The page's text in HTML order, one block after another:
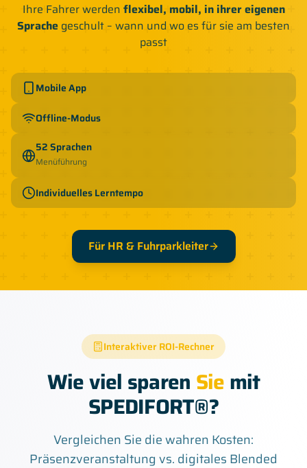
Ihre Fahrer werden flexibel, mobil, in ihrer eigenen
Sprache geschult – wann und wo es für sie am besten
passt
Mobile App
Offline-Modus
52 Sprachen
Menüführung
Individuelles Lerntempo
Für HR & Fuhrparkleiter
Interaktiver ROI-Rechner
Wie viel sparen Siemit
SPEDIFORT®?
Vergleichen Sie die wahren Kosten:
Präsenzveranstaltung vs. digitales Blended